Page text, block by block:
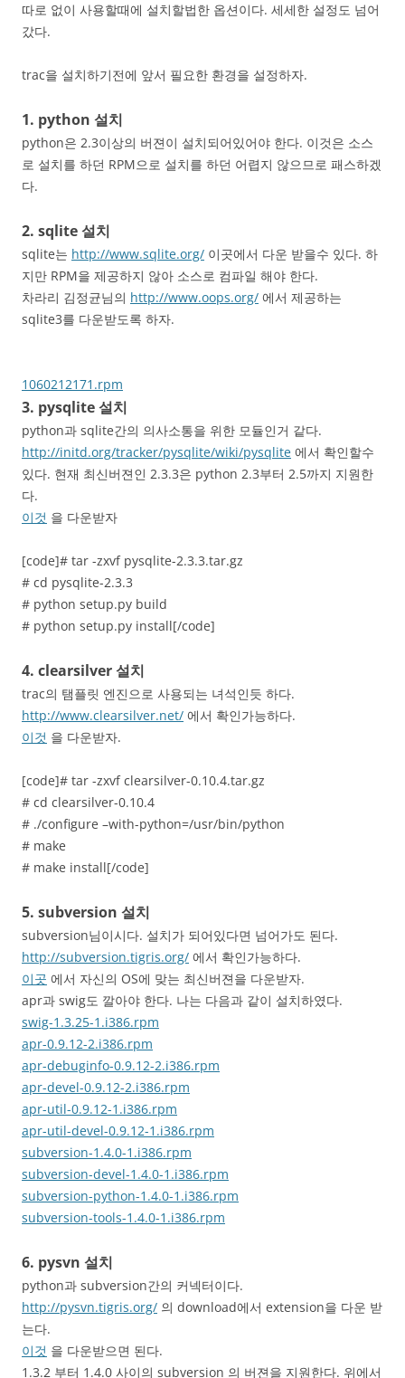
따로 없이 사용할때에 설치할법한 옵션이다. 세세한 설정도 넘어
갔다.
trac을 설치하기전에 앞서 필요한 환경을 설정하자.
1. python 설치
python은 2.3이상의 버젼이 설치되어있어야 한다. 이것은 소스
로 설치를 하던 RPM으로 설치를 하던 어렵지 않으므로 패스하겠
다.
2. sqlite 설치
sqlite는 http://www.sqlite.org/ 이곳에서 다운 받을수 있다. 하
지만 RPM을 제공하지 않아 소스로 컴파일 해야 한다.
차라리 김정균님의 http://www.oops.org/ 에서 제공하는
sqlite3를 다운받도록 하자.
1060212171.rpm
3. pysqlite 설치
python과 sqlite간의 의사소통을 위한 모듈인거 같다.
http://initd.org/tracker/pysqlite/wiki/pysqlite 에서 확인할수
있다. 현재 최신버젼인 2.3.3은 python 2.3부터 2.5까지 지원한
다.
이것 을 다운받자
[code]# tar -zxvf pysqlite-2.3.3.tar.gz
# cd pysqlite-2.3.3
# python setup.py build
# python setup.py install[/code]
4. clearsilver 설치
trac의 탬플릿 엔진으로 사용되는 녀석인듯 하다.
http://www.clearsilver.net/ 에서 확인가능하다.
이것 을 다운받자.
[code]# tar -zxvf clearsilver-0.10.4.tar.gz
# cd clearsilver-0.10.4
# ./configure –with-python=/usr/bin/python
# make
# make install[/code]
5. subversion 설치
subversion님이시다. 설치가 되어있다면 넘어가도 된다.
http://subversion.tigris.org/ 에서 확인가능하다.
이곳 에서 자신의 OS에 맞는 최신버젼을 다운받자.
apr과 swig도 깔아야 한다. 나는 다음과 같이 설치하였다.
swig-1.3.25-1.i386.rpm
apr-0.9.12-2.i386.rpm
apr-debuginfo-0.9.12-2.i386.rpm
apr-devel-0.9.12-2.i386.rpm
apr-util-0.9.12-1.i386.rpm
apr-util-devel-0.9.12-1.i386.rpm
subversion-1.4.0-1.i386.rpm
subversion-devel-1.4.0-1.i386.rpm
subversion-python-1.4.0-1.i386.rpm
subversion-tools-1.4.0-1.i386.rpm
6. pysvn 설치
python과 subversion간의 커넥터이다.
http://pysvn.tigris.org/ 의 download에서 extension을 다운 받
는다.
이것 을 다운받으면 된다.
1.3.2 부터 1.4.0 사이의 subversion 의 버젼을 지원한다. 위에서